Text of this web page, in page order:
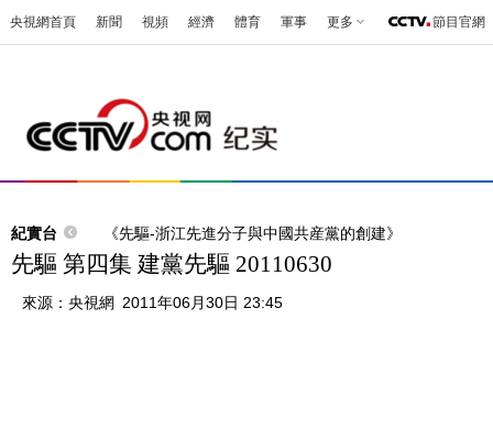
央視網首頁 新聞 視頻 經濟 體育 軍事 更多 節目官網
紀實台 《先驅-浙江先進分子與中國共産黨的創建》
先驅 第四集 建黨先驅 20110630
來源： 央視網 2011年06月30日 23:45